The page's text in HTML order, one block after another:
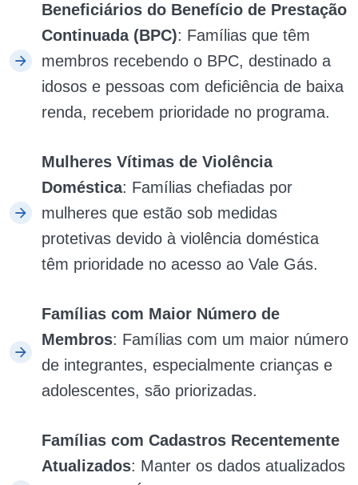
Beneficiários do Benefício de Prestação
Continuada (BPC): Famílias que têm
membros recebendo o BPC, destinado a
idosos e pessoas com deficiência de baixa
renda, recebem prioridade no programa.
Mulheres Vítimas de Violência
Doméstica: Famílias chefiadas por
mulheres que estão sob medidas
protetivas devido à violência doméstica
têm prioridade no acesso ao Vale Gás.
Famílias com Maior Número de
Membros: Famílias com um maior número
de integrantes, especialmente crianças e
adolescentes, são priorizadas.
Famílias com Cadastros Recentemente
Atualizados: Manter os dados atualizados